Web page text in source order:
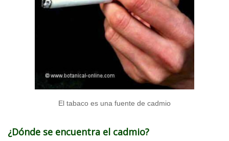
El tabaco es una fuente de cadmio
¿Dónde se encuentra el cadmio?